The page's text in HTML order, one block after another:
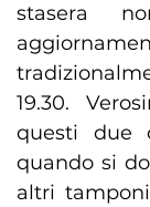
stasera
19.30.
questi due
quando si
altri